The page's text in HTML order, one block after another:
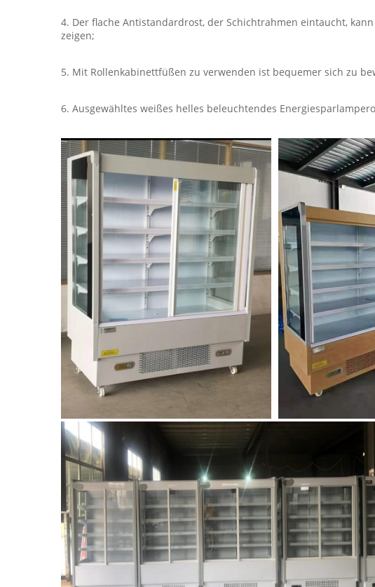
4. Der flache Antistandardrost, der Schichtrahmen eintaucht,
zeigen;
5. Mit Rollenkabinettfüßen zu verwenden ist bequemer sich zu
6. Ausgewähltes weißes helles beleuchtendes